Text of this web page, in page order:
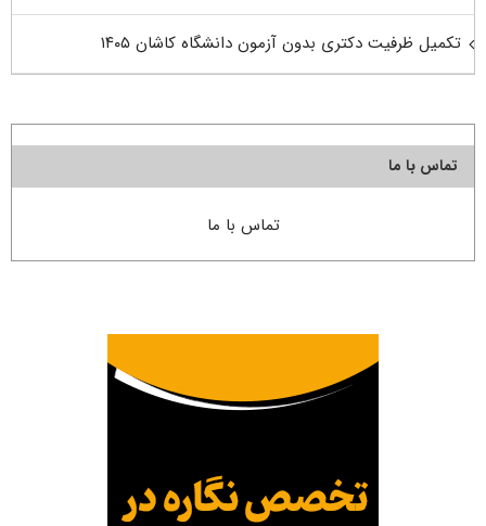
تکمیل ظرفیت دکتری بدون آزمون دانشگاه کاشان ۱۴۰۵
تماس با ما
تماس با ما